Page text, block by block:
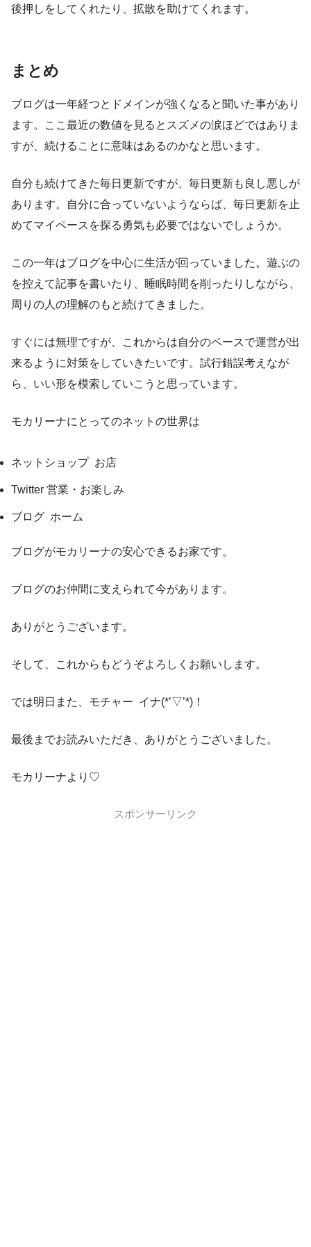
後押しをしてくれたり、拡散を助けてくれます。
まとめ
ブログは一年経つとドメインが強くなると聞いた事があり
ます。ここ最近の数値を見るとスズメの涙ほどではありま
すが、続けることに意味はあるのかなと思います。
自分も続けてきた毎日更新ですが、毎日更新も良し悪しが
あります。自分に合っていないようならば、毎日更新を止
めてマイペースを探る勇気も必要ではないでしょうか。
この一年はブログを中心に生活が回っていました。遊ぶの
を控えて記事を書いたり、睡眠時間を削ったりしながら、
周りの人の理解のもと続けてきました。
すぐには無理ですが、これからは自分のペースで運営が出
来るように対策をしていきたいです。試行錯誤考えなが
ら、いい形を模索していこうと思っています。
モカリーナにとってのネットの世界は
ネットショップ お店
Twitter 営業・お楽しみ
ブログ ホーム
ブログがモカリーナの安心できるお家です。
ブログのお仲間に支えられて今があります。
ありがとうございます。
そして、これからもどうぞよろしくお願いします。
では明日また、モチャー イナ(*’▽’*)！
最後までお読みいただき、ありがとうございました。
モカリーナより♡
スポンサーリンク